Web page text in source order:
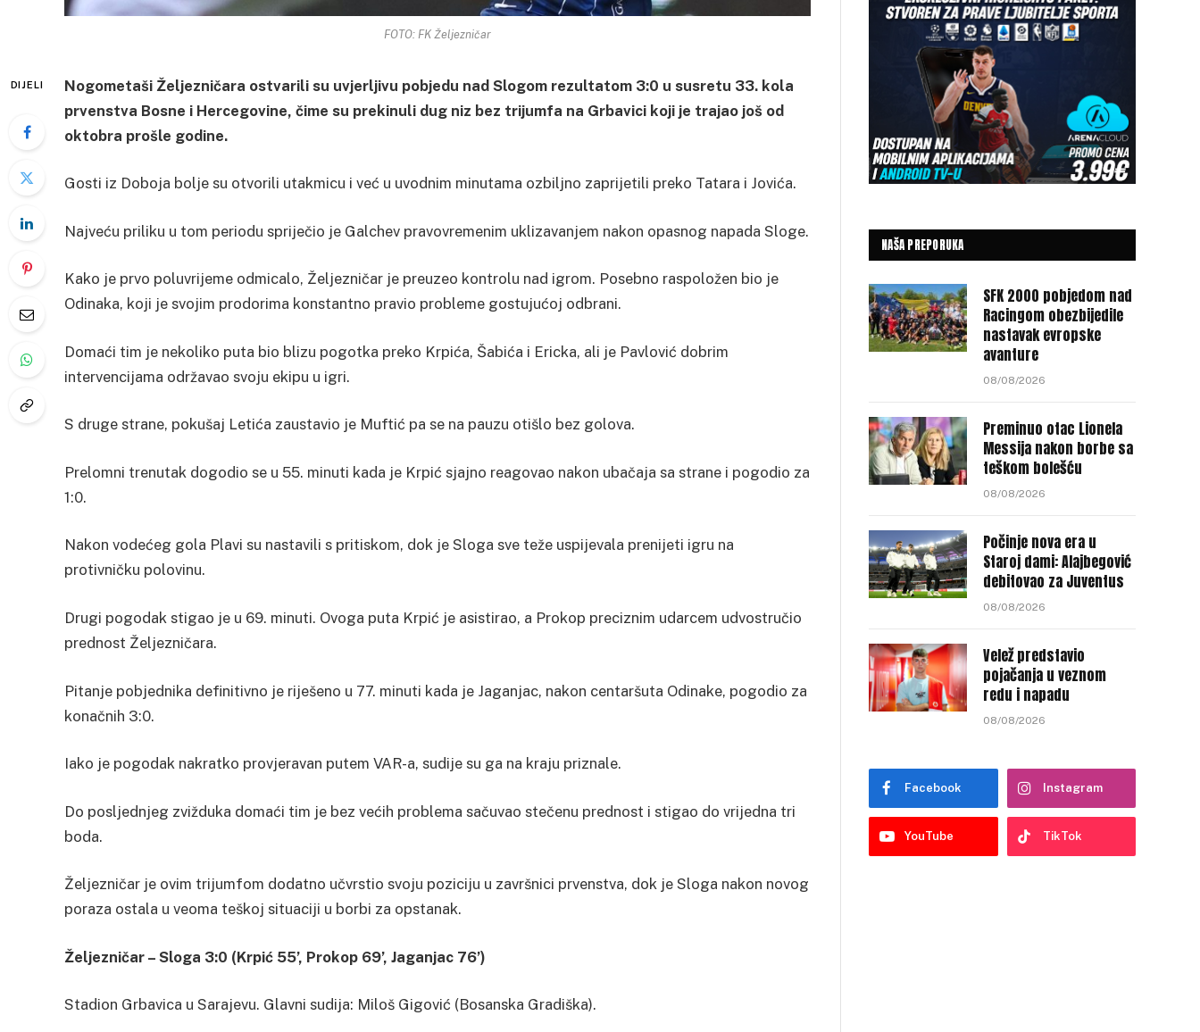
FOTO: FK Željezničar
DIJELI
Nogometaši Željezničara ostvarili su uvjerljivu pobjedu nad Slogom rezultatom 3:0 u susretu 33. kola
prvenstva Bosne i Hercegovine, čime su prekinuli dug niz bez trijumfa na Grbavici koji je trajao još od
oktobra prošle godine.
Gosti iz Doboja bolje su otvorili utakmicu i već u uvodnim minutama ozbiljno zaprijetili preko Tatara i Jovića.
Najveću priliku u tom periodu spriječio je Galchev pravovremenim uklizavanjem nakon opasnog napada Sloge.
Kako je prvo poluvrijeme odmicalo, Željezničar je preuzeo kontrolu nad igrom. Posebno raspoložen bio je
Odinaka, koji je svojim prodorima konstantno pravio probleme gostujućoj odbrani.
Domaći tim je nekoliko puta bio blizu pogotka preko Krpića, Šabića i Ericka, ali je Pavlović dobrim
intervencijama održavao svoju ekipu u igri.
S druge strane, pokušaj Letića zaustavio je Muftić pa se na pauzu otišlo bez golova.
Prelomni trenutak dogodio se u 55. minuti kada je Krpić sjajno reagovao nakon ubačaja sa strane i pogodio za
1:0.
Nakon vodećeg gola Plavi su nastavili s pritiskom, dok je Sloga sve teže uspijevala prenijeti igru na
protivničku polovinu.
Drugi pogodak stigao je u 69. minuti. Ovoga puta Krpić je asistirao, a Prokop preciznim udarcem udvostručio
prednost Željezničara.
Pitanje pobjednika definitivno je riješeno u 77. minuti kada je Jaganjac, nakon centaršuta Odinake, pogodio za
konačnih 3:0.
Iako je pogodak nakratko provjeravan putem VAR-a, sudije su ga na kraju priznale.
Do posljednjeg zvižduka domaći tim je bez većih problema sačuvao stečenu prednost i stigao do vrijedna tri
boda.
Željezničar je ovim trijumfom dodatno učvrstio svoju poziciju u završnici prvenstva, dok je Sloga nakon novog
poraza ostala u veoma teškoj situaciji u borbi za opstanak.
Željezničar – Sloga 3:0 (Krpić 55’, Prokop 69’, Jaganjac 76’)
Stadion Grbavica u Sarajevu. Glavni sudija: Miloš Gigović (Bosanska Gradiška).
NAŠA PREPORUKA
SFK 2000 pobjedom nad
Racingom obezbijedile
nastavak evropske
avanture
08/08/2026
Preminuo otac Lionela
Messija nakon borbe sa
teškom bolešću
08/08/2026
Počinje nova era u
Staroj dami: Alajbegović
debitovao za Juventus
08/08/2026
Velež predstavio
pojačanja u veznom
redu i napadu
08/08/2026
Facebook Instagram
YouTube TikTok